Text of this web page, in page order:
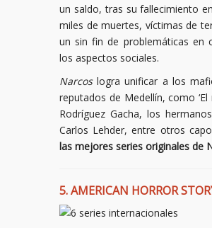
un saldo, tras su fallecimiento
miles de muertes, víctimas de
un sin fin de problemáticas en
los aspectos sociales.
Narcoslogra unificar a los
reputados de Medellín, como ‘El
Rodríguez Gacha, los
Carlos Lehder, entre otros
las mejores series originales de
5. AMERICAN HORROR